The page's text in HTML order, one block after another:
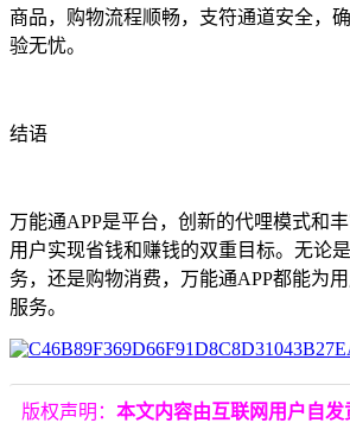
商品，购物流程顺畅，支符通道安全，
验无忧。
结语
万能通APP是平台，创新的代哩模式和
用户实现省钱和赚钱的双重目标。无论
务，还是购物消费，万能通APP都能为
服务。
版权声明： 本文内容由互联网用户自